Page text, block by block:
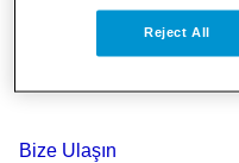
Site Haritası
Bize Ulaşın
Reject All